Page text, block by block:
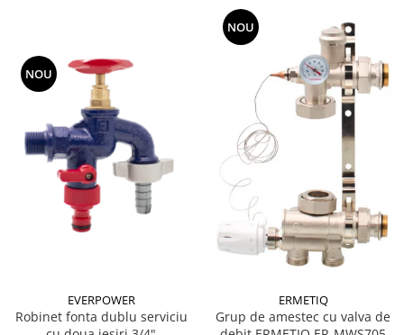
Coltar ranforsat
Coltar asamblare
Coltar imbinare
Conector plat ingust
Papuc reazem
Console raft
Detergenti
NOU
EVERPOWER
Robinet fonta dublu serviciu
NOU
ERMETIQ
Grup de amestec cu valva de